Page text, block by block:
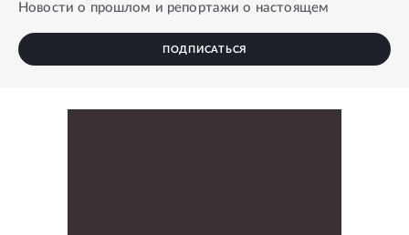
Новости о прошлом и репортажи о настоящем
ПОДПИСАТЬСЯ